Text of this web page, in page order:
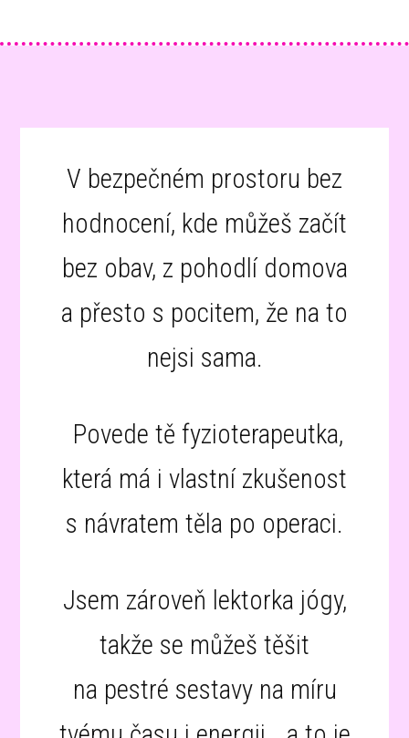
V bezpečném prostoru bez
hodnocení, kde můžeš začít
bez obav, z pohodlí domova
a přesto s pocitem, že na to
nejsi sama.
Povede tě fyzioterapeutka,
která má i vlastní zkušenost
s návratem těla po operaci.
Jsem zároveň lektorka jógy,
takže se můžeš těšit
na pestré sestavy na míru